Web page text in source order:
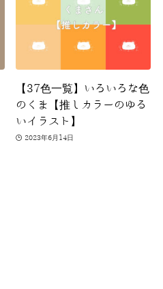
【37色一覧】いろいろな色
のくま【推しカラーのゆる
いイラスト】
2023年6月14日